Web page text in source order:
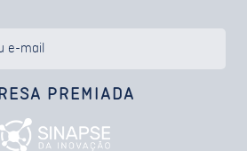
PREMIADA